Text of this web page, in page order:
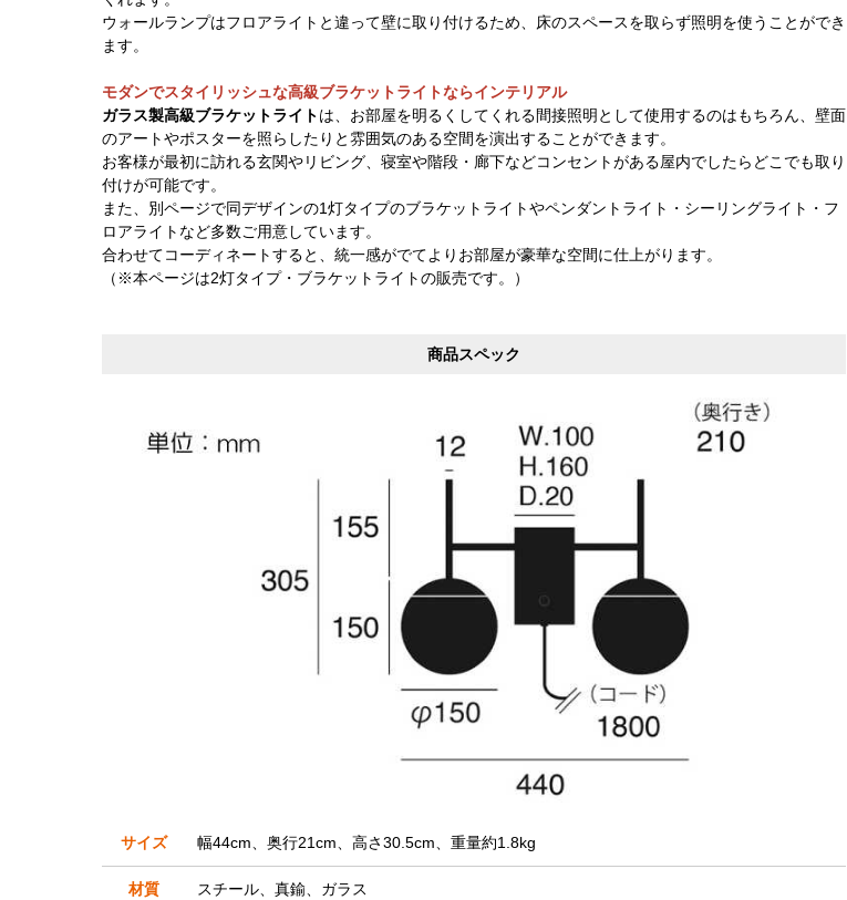
ウォールランプはフロアライトと違って壁に取り付けるため、床のスペースを取らず照明を使うことができ
ます。
モダンでスタイリッシュな高級ブラケットライトならインテリアル
ガラス製高級ブラケットライトは、お部屋を明るくしてくれる間接照明として使用するのはもちろん、壁面
のアートやポスターを照らしたりと雰囲気のある空間を演出することができます。
お客様が最初に訪れる玄関やリビング、寝室や階段・廊下などコンセントがある屋内でしたらどこでも取り
付けが可能です。
また、別ページで同デザインの1灯タイプのブラケットライトやペンダントライト・シーリングライト・フ
ロアライトなど多数ご用意しています。
合わせてコーディネートすると、統一感がでてよりお部屋が豪華な空間に仕上がります。
（※本ページは2灯タイプ・ブラケットライトの販売です。）
商品スペック
サイズ 幅44cm、奥行21cm、高さ30.5cm、重量約1.8kg
材質 スチール、真鍮、ガラス